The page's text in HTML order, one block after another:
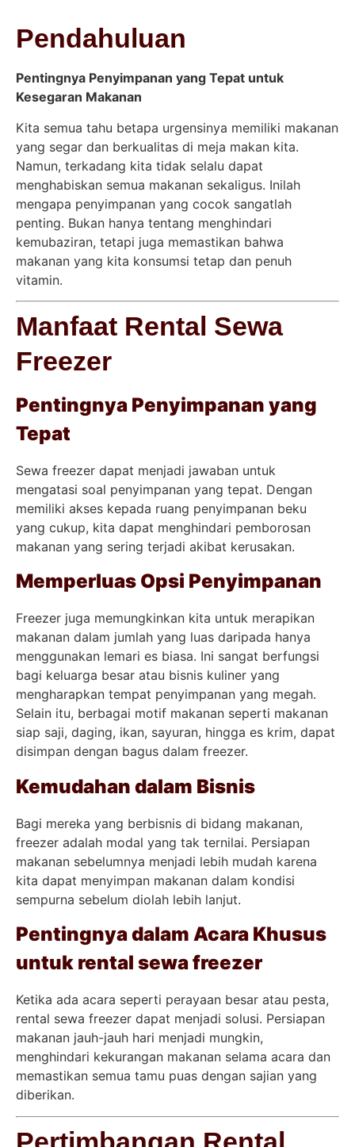
Pendahuluan
Pentingnya Penyimpanan yang Tepat untuk
Kesegaran Makanan
Kita semua tahu betapa urgensinya memiliki makanan
yang segar dan berkualitas di meja makan kita.
Namun, terkadang kita tidak selalu dapat
menghabiskan semua makanan sekaligus. Inilah
mengapa penyimpanan yang cocok sangatlah
penting. Bukan hanya tentang menghindari
kemubaziran, tetapi juga memastikan bahwa
makanan yang kita konsumsi tetap dan penuh
vitamin.
Manfaat Rental Sewa
Freezer
Pentingnya Penyimpanan yang
Tepat
Sewa freezer dapat menjadi jawaban untuk
mengatasi soal penyimpanan yang tepat. Dengan
memiliki akses kepada ruang penyimpanan beku
yang cukup, kita dapat menghindari pemborosan
makanan yang sering terjadi akibat kerusakan.
Memperluas Opsi Penyimpanan
Freezer juga memungkinkan kita untuk merapikan
makanan dalam jumlah yang luas daripada hanya
menggunakan lemari es biasa. Ini sangat berfungsi
bagi keluarga besar atau bisnis kuliner yang
mengharapkan tempat penyimpanan yang megah.
Selain itu, berbagai motif makanan seperti makanan
siap saji, daging, ikan, sayuran, hingga es krim, dapat
disimpan dengan bagus dalam freezer.
Kemudahan dalam Bisnis
Bagi mereka yang berbisnis di bidang makanan,
freezer adalah modal yang tak ternilai. Persiapan
makanan sebelumnya menjadi lebih mudah karena
kita dapat menyimpan makanan dalam kondisi
sempurna sebelum diolah lebih lanjut.
Pentingnya dalam Acara Khusus
untuk rental sewa freezer
Ketika ada acara seperti perayaan besar atau pesta,
rental sewa freezer dapat menjadi solusi. Persiapan
makanan jauh-jauh hari menjadi mungkin,
menghindari kekurangan makanan selama acara dan
memastikan semua tamu puas dengan sajian yang
diberikan.